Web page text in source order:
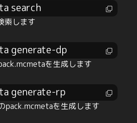
search
索します
generate-dp
を生成します
generate-rp
pack.mcmetaを生成します